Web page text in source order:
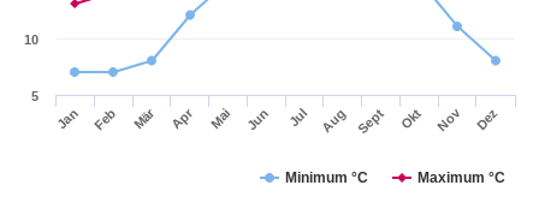
Minimum °C Maximum °C
Jan Feb Mär Apr Mai Jun Jul Aug Sept Okt Nov Dez
5
10